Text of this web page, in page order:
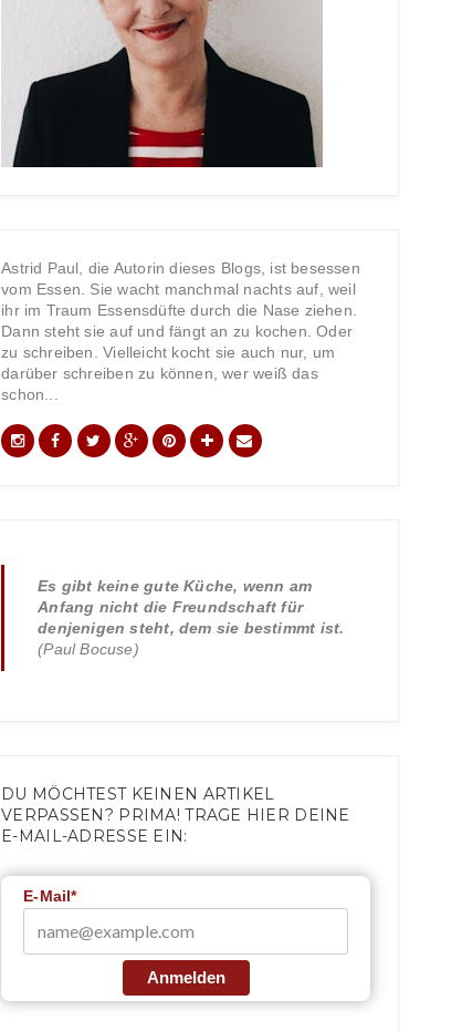
Astrid Paul, die Autorin dieses Blogs, ist besessen
vom Essen. Sie wacht manchmal nachts auf, weil
ihr im Traum Essensdüfte durch die Nase ziehen.
Dann steht sie auf und fängt an zu kochen. Oder
zu schreiben. Vielleicht kocht sie auch nur, um
darüber schreiben zu können, wer weiß das
schon...
Es gibt keine gute Küche, wenn am
Anfang nicht die Freundschaft für
denjenigen steht, dem sie bestimmt ist.
(Paul Bocuse)
DU MÖCHTEST KEINEN ARTIKEL
VERPASSEN? PRIMA! TRAGE HIER DEINE
E-MAIL-ADRESSE EIN:
E-Mail*
Anmelden